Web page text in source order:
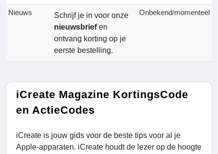
Nieuws
Schrijf je in voor onze
nieuwsbriefen
ontvang korting op je
eerste bestelling.
Onbekend/momenteel
iCreate Magazine KortingsCode
en ActieCodes
iCreate is jouw gids voor de beste tips voor al je
Apple-apparaten. iCreate houdt de lezer op de hoogte